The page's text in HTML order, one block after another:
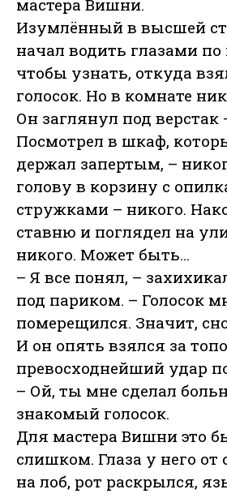
мастера Вишни.
Изумлённый в высшей
начал водить глазами по
чтобы узнать, откуда
голосок. Но в комнате
Он заглянул под верстак
Посмотрел в шкаф,
держал запертым, –
голову в корзину с
стружками – никого.
ставню и поглядел на
никого. Может быть…
– Я все понял, –
под париком. – Голосок
померещился. Значит,
И он опять взялся за
превосходнейший удар
– Ой, ты мне сделал
знакомый голосок.
Для мастера Вишни это
слишком. Глаза у него от
на лоб, рот раскрылся,